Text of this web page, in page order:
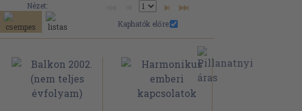
Nézet:
Kaphatók előre: